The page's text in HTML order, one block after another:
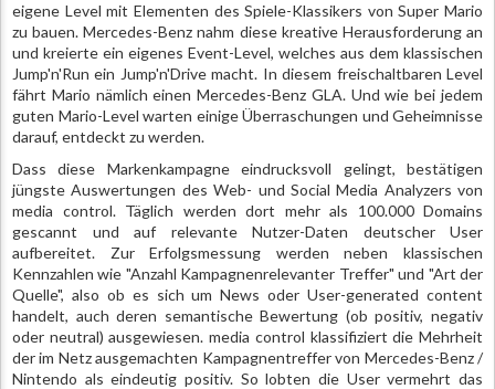
eigene Level mit Elementen des Spiele-Klassikers von Super Mario
zu bauen. Mercedes-Benz nahm diese kreative Herausforderung an
und kreierte ein eigenes Event-Level, welches aus dem klassischen
Jump'n'Run ein Jump'n'Drive macht. In diesem freischaltbaren Level
fährt Mario nämlich einen Mercedes-Benz GLA. Und wie bei jedem
guten Mario-Level warten einige Überraschungen und Geheimnisse
darauf, entdeckt zu werden.
Dass diese Markenkampagne eindrucksvoll gelingt, bestätigen
jüngste Auswertungen des Web- und Social Media Analyzers von
media control. Täglich werden dort mehr als 100.000 Domains
gescannt und auf relevante Nutzer-Daten deutscher User
aufbereitet. Zur Erfolgsmessung werden neben klassischen
Kennzahlen wie "Anzahl Kampagnenrelevanter Treffer" und "Art der
Quelle", also ob es sich um News oder User-generated content
handelt, auch deren semantische Bewertung (ob positiv, negativ
oder neutral) ausgewiesen. media control klassifiziert die Mehrheit
der im Netz ausgemachten Kampagnentreffer von Mercedes-Benz /
Nintendo als eindeutig positiv. So lobten die User vermehrt das